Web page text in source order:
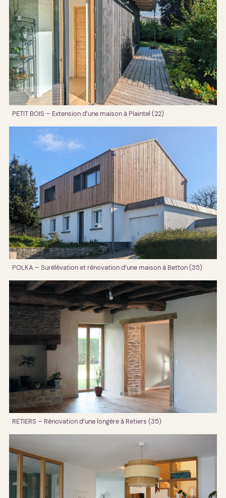
PETIT BOIS – Extension d’une maison à Plaintel (22)
POLKA – Surélévation et rénovation d’une maison à Betton (35)
RETIERS – Rénovation d’une longère à Retiers (35)